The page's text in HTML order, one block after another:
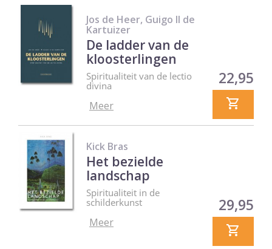
Jos de Heer, Guigo II de
Kartuizer
De ladder van de
kloosterlingen
Spiritualiteit van de lectio
divina
Meer
Prijs
22,95
Kick Bras
Het bezielde
landschap
Spiritualiteit in de
schilderkunst
Meer
Prijs
29,95